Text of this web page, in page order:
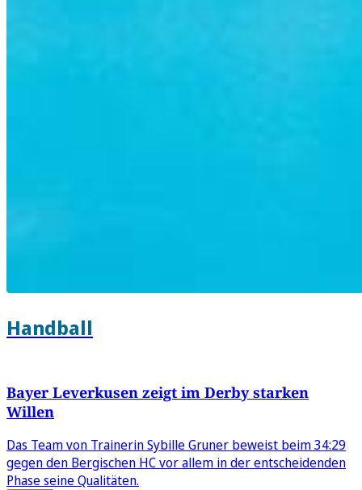
Handball
Bayer Leverkusen zeigt im Derby starken
Willen
Das Team von Trainerin Sybille Gruner beweist beim 34:29
gegen den Bergischen HC vor allem in der entscheidenden
Phase seine Qualitäten.